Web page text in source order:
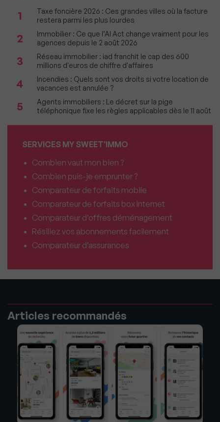
1
Taxe foncière 2026 : Ces grandes villes où la facture
restera parmi les plus lourdes
2
Immobilier : Ce que l’AI Act change vraiment pour les
agences depuis le 2 août 2026
3
Réseau immobilier : iad franchit le cap des 600
millions d'euros de chiffre d'affaires
4
Incendies : Quels sont vos droits si votre location de
vacances est annulée ?
5
Agents immobiliers : Le décret sur la pige
téléphonique fixe les règles applicables dès le 11 août
SERVICES MY SWEET'IMMO
Combien vaut mon bien ?
Combien puis-je emprunter ?
Comparateur de forfaits mobile
Comparateur de forfaits box Internet
Comparateur d’offres déménagement
Résiliez vos abonnements facilement
Comparateur d’assurances
Articles recommandés